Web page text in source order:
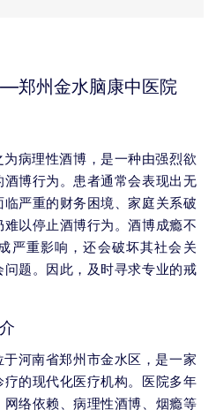
郑州金水脑康中医院
病理性酒博，是一种由强烈欲
博行为。患者通常会表现出无
严重的财务困境、家庭关系破
以停止酒博行为。酒博成瘾不
严重影响，还会破坏其社会关
题。因此，及时寻求专业的戒
河南省郑州市金水区，是一家
的现代化医疗机构。医院多年
络依赖、病理性酒博、烟瘾等